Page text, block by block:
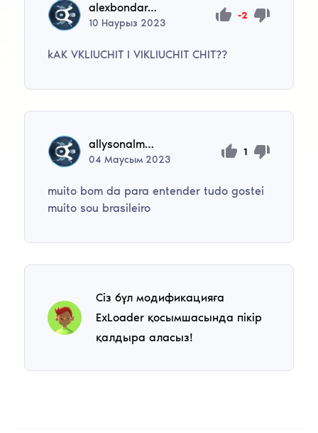
alexbondarev2011
10 Наурыз 2023
-2
kAK VKLIUCHIT I VIKLIUCHIT CHIT??
allysonalmeida2022
04Маусым 2023
1
muito bom da para entender tudo gostei
muito sou brasileiro
Сіз бұл модификацияға
ExLoader қосымшасында пікір
қалдыра аласыз!